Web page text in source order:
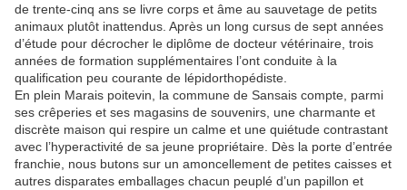
de trente-cinq ans se livre corps et âme au sauvetage de petits
animaux plutôt inattendus. Après un long cursus de sept années
d’étude pour décrocher le diplôme de docteur vétérinaire, trois
années de formation supplémentaires l’ont conduite à la
qualification peu courante de lépidorthopédiste.
En plein Marais poitevin, la commune de Sansais compte, parmi
ses crêperies et ses magasins de souvenirs, une charmante et
discrète maison qui respire un calme et une quiétude contrastant
avec l’hyperactivité de sa jeune propriétaire. Dès la porte d’entrée
franchie, nous butons sur un amoncellement de petites caisses et
autres disparates emballages chacun peuplé d’un papillon et